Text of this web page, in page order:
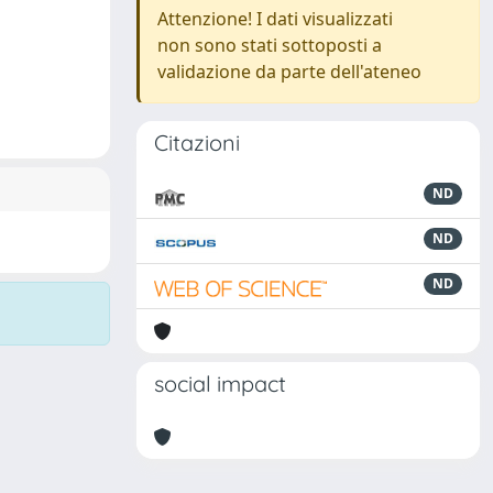
Attenzione! I dati visualizzati
non sono stati sottoposti a
validazione da parte dell'ateneo
Citazioni
ND
ND
ND
social impact